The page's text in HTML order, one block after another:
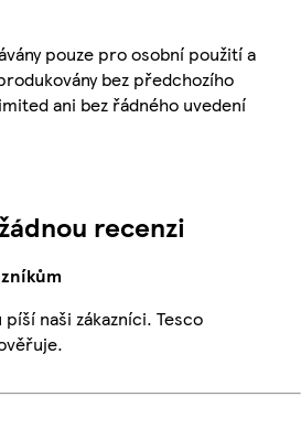
pouze pro osobní použití a
bez předchozího
ani bez řádného uvedení
recenzi
naši zákazníci. Tesco